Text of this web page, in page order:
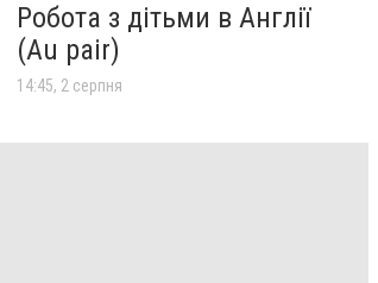
Робота з дітьми в Англії
(Au pair)
14:45, 2 серпня